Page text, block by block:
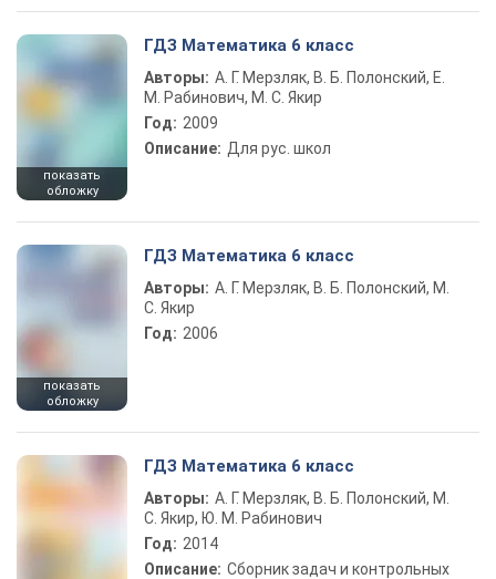
показать
обложку
ГДЗ Математика 6 класс
Авторы: А. Г. Мерзляк, В. Б. Полонский, Е.
М. Рабинович, М. С. Якир
Год: 2009
Описание: Для рус. школ
показать
обложку
ГДЗ Математика 6 класс
Авторы: А. Г. Мерзляк, В. Б. Полонский, М.
С. Якир
Год: 2006
ГДЗ Математика 6 класс
Авторы: А. Г. Мерзляк, В. Б. Полонский, М.
С. Якир, Ю. М. Рабинович
Год: 2014
Описание: Сборник задач и контрольных